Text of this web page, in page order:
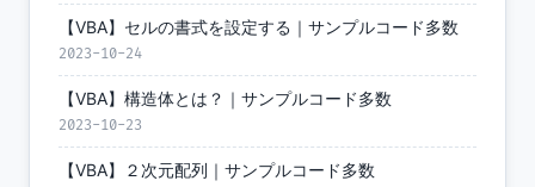
【VBA】セルの書式を設定する｜サンプルコード多数
2023-10-24
【VBA】構造体とは？｜サンプルコード多数
2023-10-23
【VBA】２次元配列｜サンプルコード多数